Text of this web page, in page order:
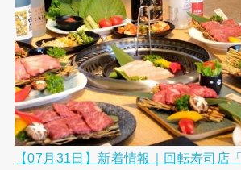
【07月31日】新着情報｜回転寿司店